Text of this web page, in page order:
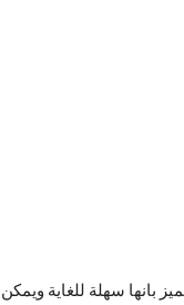
بانها سهلة للغاية